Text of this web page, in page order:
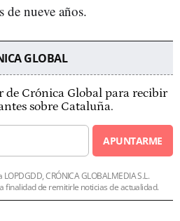
de nueve años.
GLOBAL
de Crónica Global para recibir
sobre Cataluña.
APUNTARME
CRÓNICA GLOBALMEDIA S.L.
finalidad de remitirle noticias de actualidad.